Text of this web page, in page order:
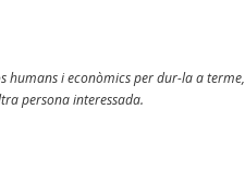
humans i econòmics per dur-la a
persona interessada.